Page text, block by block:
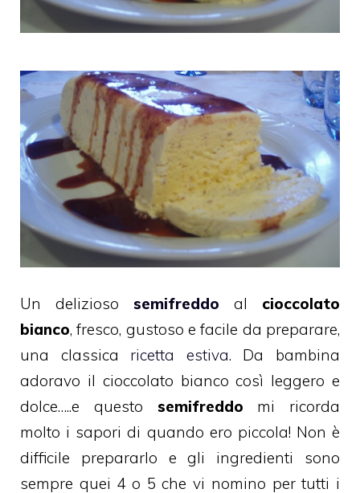
Un delizioso semifreddo al cioccolato
bianco, fresco, gustoso e facile da preparare,
una classica ricetta estiva. Da bambina
adoravo il cioccolato bianco così leggero e
dolce…..e questo semifreddo mi ricorda
molto i sapori di quando ero piccola! Non è
difficile prepararlo e gli ingredienti sono
sempre quei 4 o 5 che vi nomino per tutti i